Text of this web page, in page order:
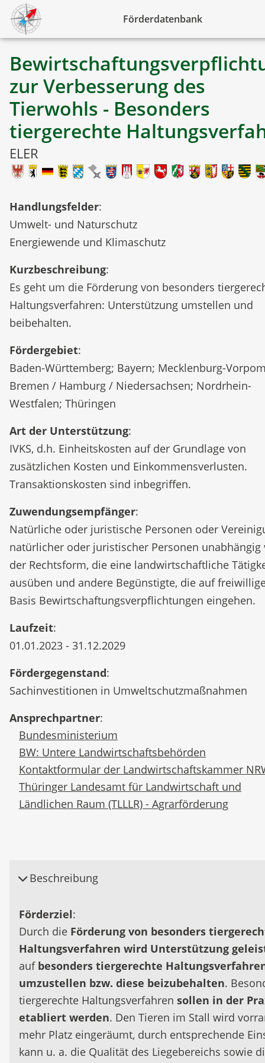
Förderdatenbank
zur Verbesserung des
Tierwohls - Besonders
tiergerechte
ELER
Handlungsfelder:
Umwelt- und Naturschutz
Energiewende und Klimaschutz
Kurzbeschreibung:
Es geht um die Förderung von besonders
Haltungsverfahren: Unterstützung umstellen und
beibehalten.
Fördergebiet:
Baden-Württemberg; Bayern; Mecklenburg-
Bremen / Hamburg / Niedersachsen; Nordrhein-
Westfalen; Thüringen
Art der Unterstützung:
IVKS, d.h. Einheitskosten auf der Grundlage von
zusätzlichen Kosten und Einkommensverlusten.
Transaktionskosten sind inbegriffen.
Zuwendungsempfänger:
Natürliche oder juristische Personen oder
natürlicher oder juristischer Personen unabhängig
der Rechtsform, die eine landwirtschaftliche
ausüben und andere Begünstigte, die auf
Basis Bewirtschaftungsverpflichtungen eingehen.
Laufzeit:
01.01.2023 - 31.12.2029
Fördergegenstand:
Sachinvestitionen in Umweltschutzmaßnahmen
Ansprechpartner:
Bundesministerium
BW: Untere Landwirtschaftsbehörden
Kontaktformular der Landwirtschaftskammer
Thüringer Landesamt für Landwirtschaft und
Ländlichen Raum (TLLLR) - Agrarförderung
Beschreibung
Förderziel:
Durch die Förderung von besonders
Haltungsverfahren wird Unterstützung
auf besonders tiergerechte
umzustellen bzw. diese beizubehalten.
tiergerechte Haltungsverfahren sollen in der
etabliert werden. Den Tieren im Stall wird
mehr Platz eingeräumt, durch entsprechende
kann u. a. die Qualität des Liegebereichs sowie